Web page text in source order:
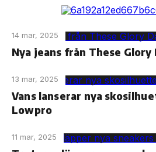
14 mar, 2025
Nya jeans från These Glory
13 mar, 2025
Vans lanserar nya
Lowpro
11 mar, 2025